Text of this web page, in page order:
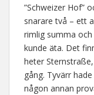
”Schweizer Hof”
snarare två – ett
rimlig summa
kunde äta. Det
heter
gång. Tyvärr
någon annan